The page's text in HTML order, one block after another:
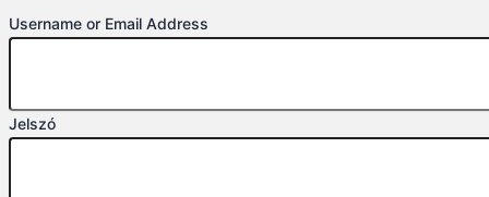
Username or Email Address
Jelszó